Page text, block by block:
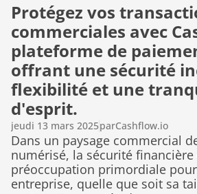
Protégez vos
commerciales avec
plateforme de
offrant une sécurité
flexibilité et une
d'esprit.
jeudi 13 mars 2025parCashflow.io
Dans un paysage commercial
numérisé, la sécurité financière
préoccupation primordiale
entreprise, quelle que soit sa